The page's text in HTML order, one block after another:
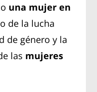
una mujer en
de la lucha
de género y la
las mujeres